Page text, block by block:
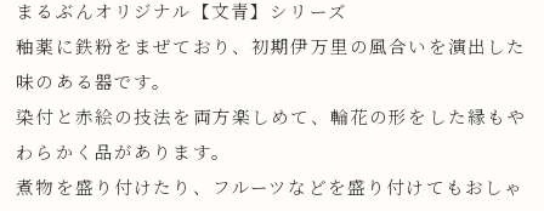
まるぶんオリジナル【文青】シリーズ
釉薬に鉄粉をまぜており、初期伊万里の風合いを演出した
味のある器です。
染付と赤絵の技法を両方楽しめて、輪花の形をした縁もや
わらかく品があります。
煮物を盛り付けたり、フルーツなどを盛り付けてもおしゃ